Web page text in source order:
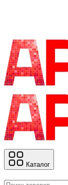
Каталог